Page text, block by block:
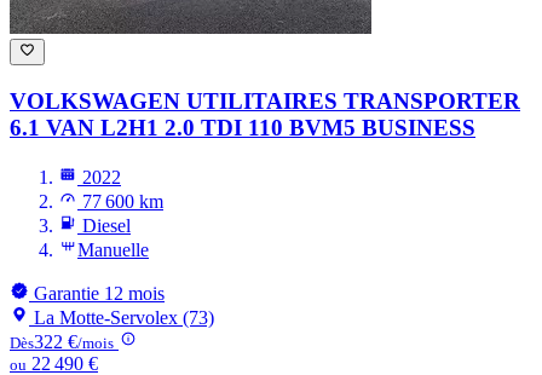
VOLKSWAGEN UTILITAIRES TRANSPORTER
6.1 VAN L2H1 2.0 TDI 110 BVM5 BUSINESS
2022
77 600 km
Diesel
Manuelle
Garantie 12 mois
La Motte-Servolex (73)
Dès322 €/mois
ou 22 490 €